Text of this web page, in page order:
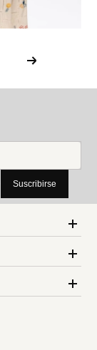
Suscribirse